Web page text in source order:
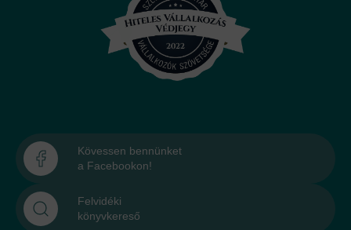
Kövessen bennünket
a Facebookon!
Felvidéki
könyvkereső